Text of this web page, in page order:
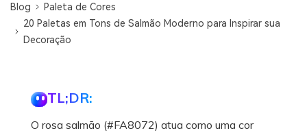
Blog
Paleta de Cores
20 Paletas em Tons de Salmão Moderno para Inspirar sua
Decoração
TL;DR:
O rosa salmão (#FA8072) atua como uma cor